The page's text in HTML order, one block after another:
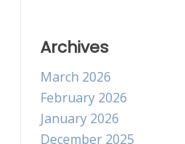
Archives
March 2026
February 2026
January 2026
December 2025